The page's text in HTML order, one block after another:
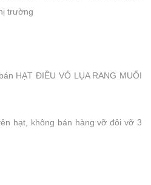
trường
HẠT ĐIỀU VỎ LỤA RANG MUỐI
hạt, không bán hàng vỡ đôi vỡ 3